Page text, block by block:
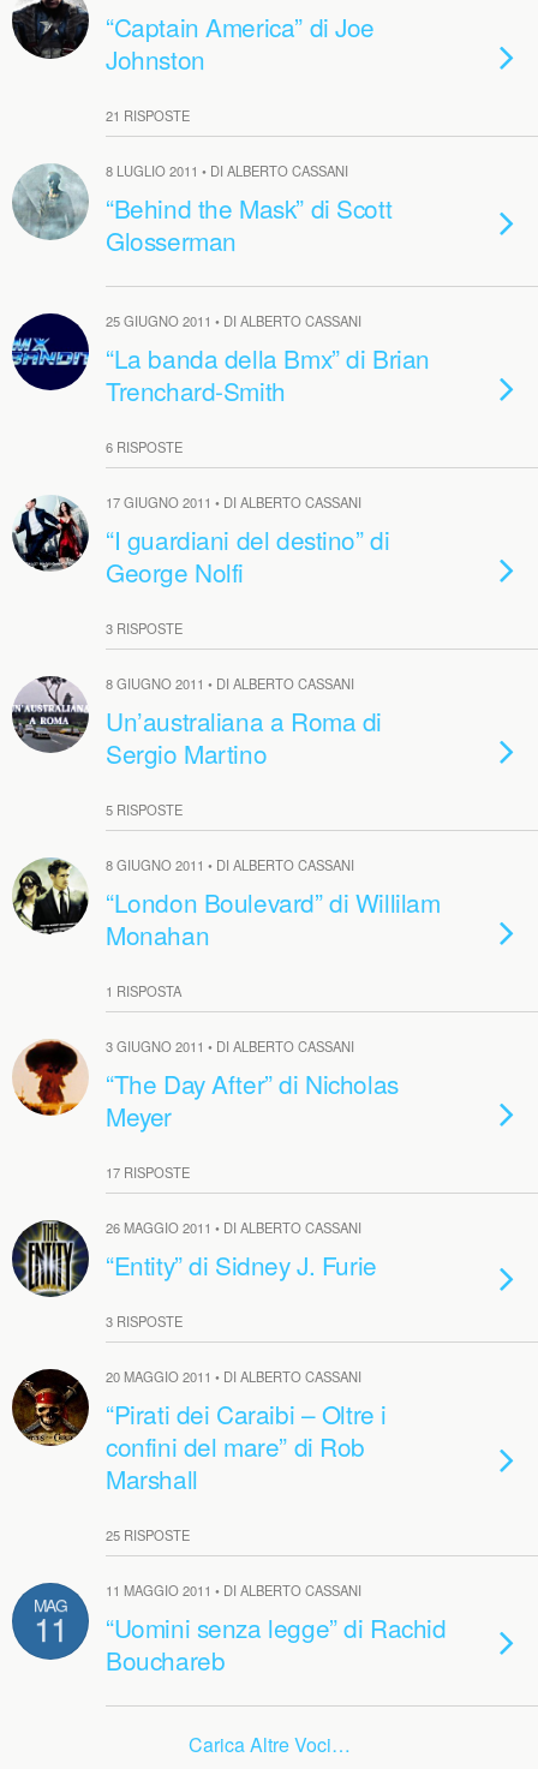
“Captain America” di Joe
Johnston
21 RISPOSTE
8 LUGLIO 2011 • DI ALBERTO CASSANI
“Behind the Mask” di Scott
Glosserman
25 GIUGNO 2011 • DI ALBERTO CASSANI
“La banda della Bmx” di Brian
Trenchard-Smith
6 RISPOSTE
17 GIUGNO 2011 • DI ALBERTO CASSANI
“I guardiani del destino” di
George Nolfi
3 RISPOSTE
8 GIUGNO 2011 • DI ALBERTO CASSANI
Un’australiana a Roma di
Sergio Martino
5 RISPOSTE
8 GIUGNO 2011 • DI ALBERTO CASSANI
“London Boulevard” di Willilam
Monahan
1 RISPOSTA
3 GIUGNO 2011 • DI ALBERTO CASSANI
“The Day After” di Nicholas
Meyer
17 RISPOSTE
26 MAGGIO 2011 • DI ALBERTO CASSANI
“Entity” di Sidney J. Furie
3 RISPOSTE
20 MAGGIO 2011 • DI ALBERTO CASSANI
“Pirati dei Caraibi – Oltre i
confini del mare” di Rob
Marshall
25 RISPOSTE
MAG
11
11 MAGGIO 2011 • DI ALBERTO CASSANI
“Uomini senza legge” di Rachid
Bouchareb
Carica Altre Voci…